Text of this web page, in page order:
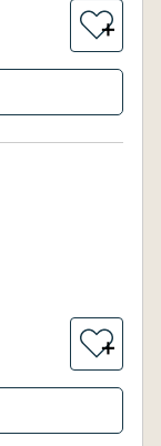
＋
＋